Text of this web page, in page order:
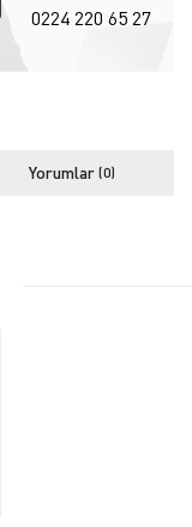
0224 220 65 27
Yorumlar (0)